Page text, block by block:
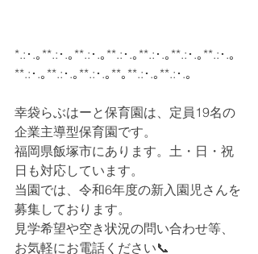
*.:･.｡**.:･.｡**.:･.｡**.:･.｡**.:･.｡**.:･.｡**.:･.｡
**.:･.｡**.:･.｡**.:･.｡**｡**.:･.｡**.:･.｡
幸袋らぶはーと保育園は、定員19名の
企業主導型保育園です。
福岡県飯塚市にあります。土・日・祝
日も対応しています。
当園では、令和6年度の新入園児さんを
募集しております。
見学希望や空き状況の問い合わせ等、
お気軽にお電話ください📞